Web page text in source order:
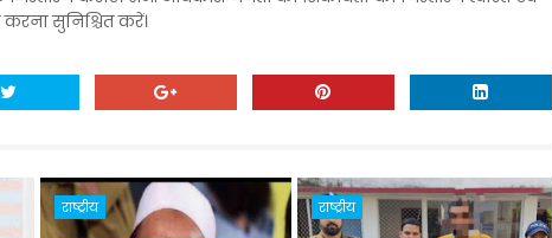
सुनिश्चित करें।
राष्ट्रीय राष्ट्रीय